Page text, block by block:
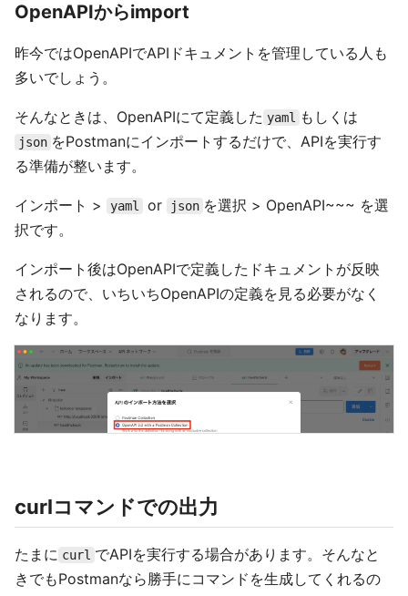
OpenAPIからimport
昨今ではOpenAPIでAPIドキュメントを管理している人も
多いでしょう。
そんなときは、OpenAPIにて定義した yaml もしくは
json をPostmanにインポートするだけで、APIを実行す
る準備が整います。
インポート > yaml or json を選択 > OpenAPI~~~ を選
択です。
インポート後はOpenAPIで定義したドキュメントが反映
されるので、いちいちOpenAPIの定義を見る必要がなく
なります。
curlコマンドでの出力
たまに curl でAPIを実行する場合があります。そんなと
きでもPostmanなら勝手にコマンドを生成してくれるの